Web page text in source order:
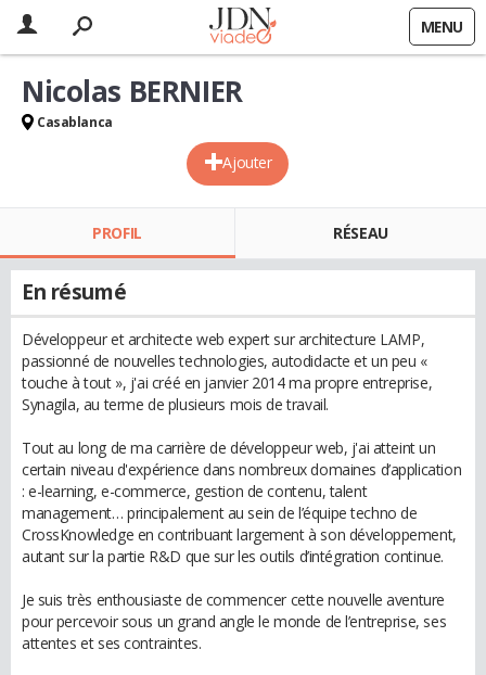
MENU
Ajouter
Nicolas BERNIER
Casablanca
PROFIL RÉSEAU
En résumé
Développeur et architecte web expert sur architecture LAMP,
passionné de nouvelles technologies, autodidacte et un peu «
touche à tout », j'ai créé en janvier 2014 ma propre entreprise,
Synagila, au terme de plusieurs mois de travail.
Tout au long de ma carrière de développeur web, j'ai atteint un
certain niveau d'expérience dans nombreux domaines d’application
: e-learning, e-commerce, gestion de contenu, talent
management… principalement au sein de l’équipe techno de
CrossKnowledge en contribuant largement à son développement,
autant sur la partie R&D que sur les outils d’intégration continue.
Je suis très enthousiaste de commencer cette nouvelle aventure
pour percevoir sous un grand angle le monde de l’entreprise, ses
attentes et ses contraintes.